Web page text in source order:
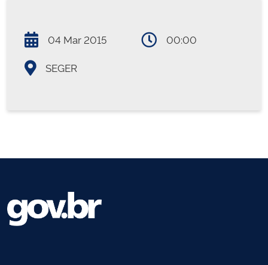
04 Mar 2015 00:00
SEGER